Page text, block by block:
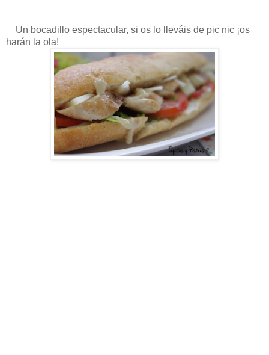
Un bocadillo espectacular, si os lo lleváis de pic nic ¡os
harán la ola!